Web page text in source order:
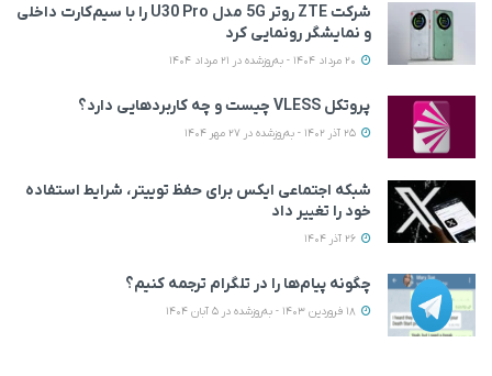
شرکت ZTE روتر 5G مدل U30 Pro را با سیم‌کارت داخلی
و نمایشگر رونمایی کرد
پروتکل VLESS چیست و چه کاربردهایی دارد؟
شبکه اجتماعی ایکس برای حفظ توییتر، شرایط استفاده
خود را تغییر داد
چگونه پیام‌ها را در تلگرام ترجمه کنیم؟